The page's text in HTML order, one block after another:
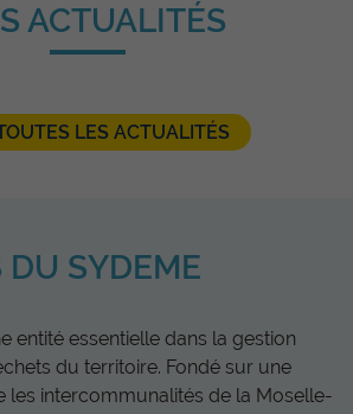
ACTUALITÉS
LES ACTUALITÉS
DU SYDEME
entité essentielle dans la gestion
du territoire. Fondé sur une
les intercommunalités de la Moselle-